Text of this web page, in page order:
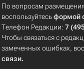
По вопросам
воспользуйтесьформой
Телефон Редакции:7
Чтобы связаться с
замеченных ошибках,
связи.